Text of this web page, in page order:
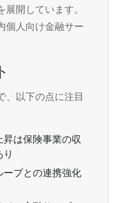
開しています。
個人向け金融サー
、以下の点に注目
は保険事業の収
ープとの連携強化